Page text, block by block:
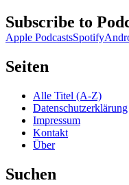
Subscribe to
Apple PodcastsSpotify
Seiten
Alle Titel (A-Z)
Datenschutzerklärung
Impressum
Kontakt
Über
Suchen